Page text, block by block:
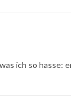
ich so hasse: